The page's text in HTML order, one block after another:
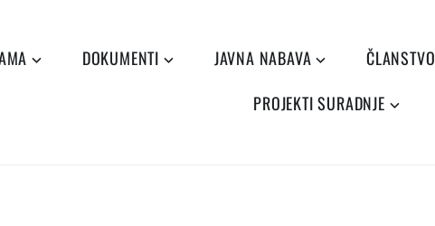
DOKUMENTI JAVNA NABAVA ČLANSTVO
PROJEKTI SURADNJE